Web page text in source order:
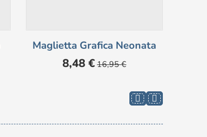
Maglietta Grafica Neonata
Prezzo
8,48 € Prezzo
base
16,95 €